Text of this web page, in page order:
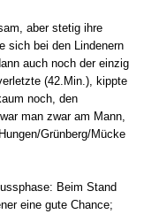
aber stetig ihre
sich bei den Lindenern
auch noch der einzig
(42.Min.), kippte
noch, den
man zwar am Mann,
Grünberg/Mücke
Beim Stand
eine gute Chance;